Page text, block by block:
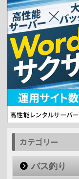
カテゴリー
バス釣り